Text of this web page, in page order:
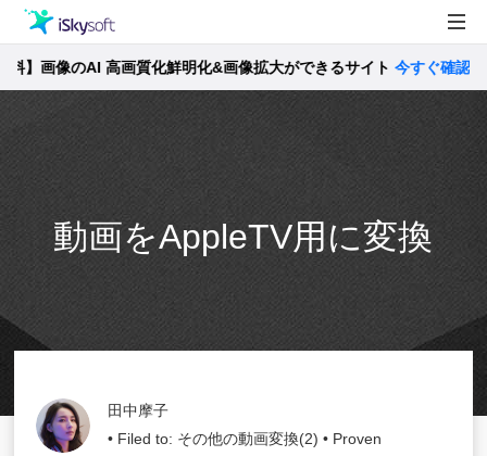
製品
Utility
製品活用事例
ストア
サポート
画像のAI 高画質化鮮明化&画像拡大ができるサイト今すぐ確認 >>
動画をAppleTV用に変換
田中摩子
• Filed to: その他の動画変換(2) • Proven